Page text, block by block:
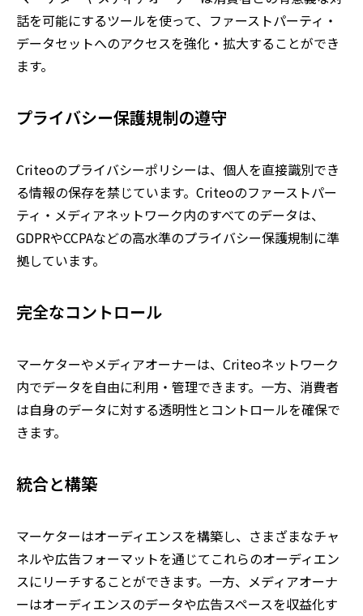
話を可能にするツールを使って、ファーストパーティ・
データセットへのアクセスを強化・拡大することができ
ます。
プライバシー保護規制の遵守
Criteoのプライバシーポリシーは、個人を直接識別でき
る情報の保存を禁じています。Criteoのファーストパー
ティ・メディアネットワーク内のすべてのデータは、
GDPRやCCPAなどの高水準のプライバシー保護規制に準
拠しています。
完全なコントロール
マーケターやメディアオーナーは、Criteoネットワーク
内でデータを自由に利用・管理できます。一方、消費者
は自身のデータに対する透明性とコントロールを確保で
きます。 ​
統合と構築
マーケターはオーディエンスを構築し、さまざまなチャ
ネルや広告フォーマットを通じてこれらのオーディエン
スにリーチすることができます。一方、メディアオーナ
ーはオーディエンスのデータや広告スペースを収益化す